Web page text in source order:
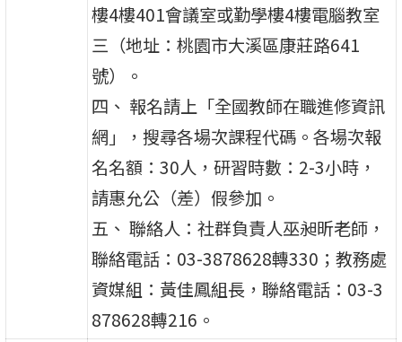
樓4樓401會議室或勤學樓4樓電腦教室
三（地址：桃園市大溪區康莊路641
號）。
四、 報名請上「全國教師在職進修資訊
網」，搜尋各場次課程代碼。各場次報
名名額：30人，研習時數：2-3小時，
請惠允公（差）假參加。
五、 聯絡人：社群負責人巫昶昕老師，
聯絡電話：03-3878628轉330；教務處
資媒組：黃佳鳳組長，聯絡電話：03-3
878628轉216。